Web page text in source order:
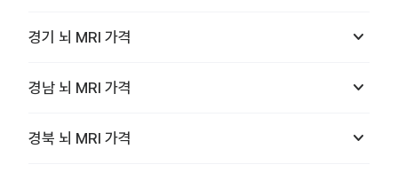
경기 뇌 MRI 가격 keyboard_arrow_down
경남 뇌 MRI 가격 keyboard_arrow_down
경북 뇌 MRI 가격 keyboard_arrow_down